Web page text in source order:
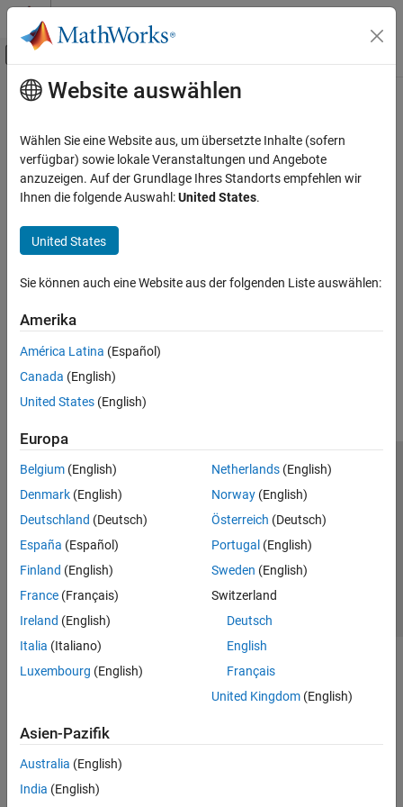
Weiter zum Inhalt
Umschaltung für Off-Canvas-
Startseite der Dokumentation
Kategorie
AUTOSAR Blockset
C2000 Microcontroller Blockset
Get Started with C2000 Microcontroller
Peripherals
Connected IO Simulation
Signal Monitoring and Parameter Tuning
Deployment and Validation
DDS Blockset
DO Qualification Kit
Embedded Coder
HDL Coder
HDL Verifier
IEC Certification Kit
Motor Control Blockset
Predictive Maintenance Toolbox
Hauptinhalt
How useful was this information?
Website auswählen
Wählen Sie eine Website aus, um übersetzte Inhalte (sofern
verfügbar) sowie lokale Veranstaltungen und Angebote
anzuzeigen. Auf der Grundlage Ihres Standorts empfehlen wir
Ihnen die folgende Auswahl:United States.
United States
Sie können auch eine Website aus der folgenden Liste auswählen:
Amerika
América Latina (Español)
Canada (English)
United States (English)
Europa
Belgium (English)
Denmark (English)
Deutschland (Deutsch)
España (Español)
Finland (English)
France (Français)
Ireland (English)
Italia (Italiano)
Luxembourg (English)
Netherlands(English)
Norway(English)
Österreich (Deutsch)
Portugal (English)
Sweden (English)
Switzerland
Deutsch
English
Français
United Kingdom(English)
Asien-Pazifik
Australia (English)
India (English)
Trust Center
Datenschutz-Richtlinien
Datendiebstahl verhindern
Status von Anwendungen
© 1994-2026 The MathWorks, Inc.
Website auswählen
Deutschland